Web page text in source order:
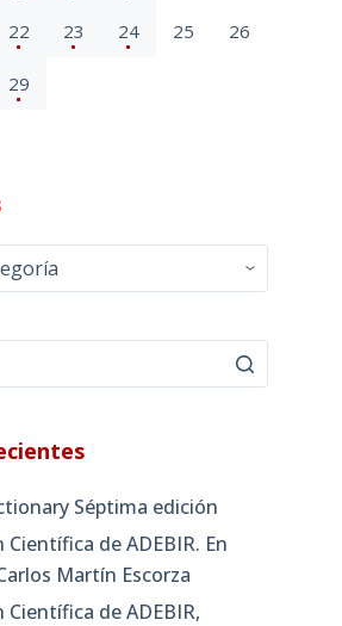
22 23 24 25 26
29
Séptima edición
Científica de ADEBIR. En
Martín Escorza
Científica de ADEBIR,